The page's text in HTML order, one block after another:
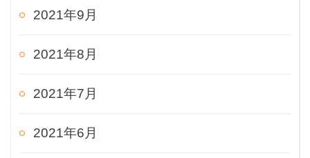
2021年9月
2021年8月
2021年7月
2021年6月